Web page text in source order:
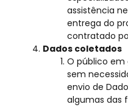
assistência
entrega do
contratado
Dados coletados
O público em
sem
envio de
algumas das